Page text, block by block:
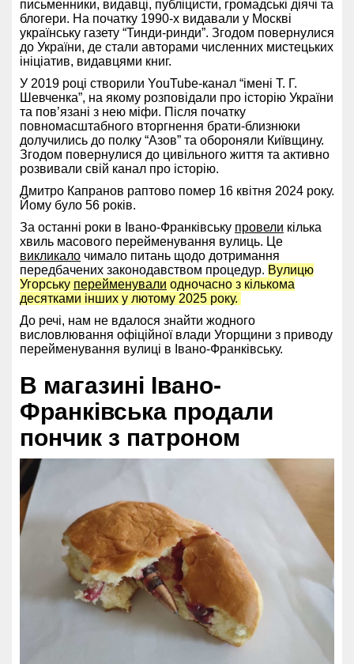
письменники, видавці, публіцисти, громадські діячі та
блогери. На початку 1990-х видавали у Москві
українську газету “Тинди-ринди”. Згодом повернулися
до України, де стали авторами численних мистецьких
ініціатив, видавцями книг.
У 2019 році створили YouTube-канал “імені Т. Г.
Шевченка”, на якому розповідали про історію України
та пов’язані з нею міфи. Після початку
повномасштабного вторгнення брати-близнюки
долучились до полку “Азов” та обороняли Київщину.
Згодом повернулися до цивільного життя та активно
розвивали свій канал про історію.
Дмитро Капранов раптово помер 16 квітня 2024 року.
Йому було 56 років.
За останні роки в Івано-Франківську провели кілька
хвиль масового перейменування вулиць. Це
викликало чимало питань щодо дотримання
передбачених законодавством процедур. Вулицю
Угорську перейменували одночасно з кількома
десятками інших у лютому 2025 року.
До речі, нам не вдалося знайти жодного
висловлювання офіційної влади Угорщини з приводу
перейменування вулиці в Івано-Франківську.
В магазині Івано-
Франківська продали
пончик з патроном